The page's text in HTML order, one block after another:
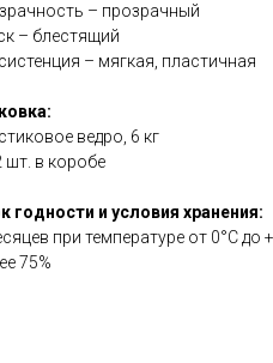
– прозрачный
– блестящий
– мягкая, пластичная
ведро, 6 кг
шт. в коробе
годности и условия хранения:
при температуре от 0°С
75%